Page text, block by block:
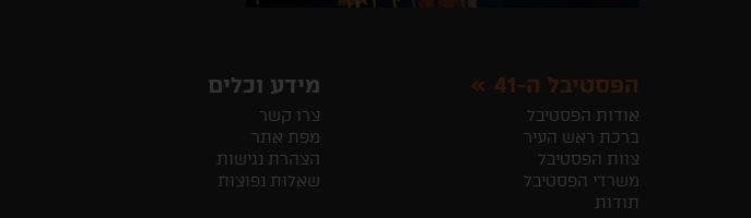
הפסטיבל ה-41
אודות הפסטיבל
ברכת ראש העיר
צוות הפסטיבל
משרדי הפסטיבל
תודות
מידע וכלים
צרו קשר
מפת אתר
הצהרת נגישות
שאלות נפוצות